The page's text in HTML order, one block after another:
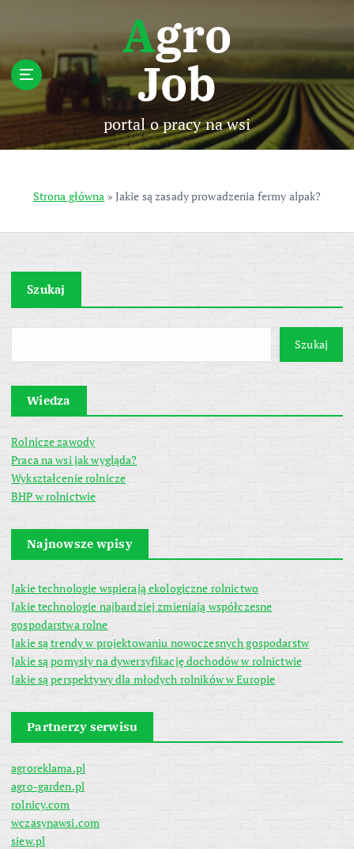
p
t
c
n
Agro
Job
portal o pracy na wsi
Strona główna » Jakie są zasady prowadzenia fermy alpak?
Szukaj
Szukaj
Wiedza
Rolnicze zawody
Praca na wsi jak wygląda?
Wykształcenie rolnicze
BHP w rolnictwie
Najnowsze wpisy
Jakie technologie wspierają ekologiczne rolnictwo
Jakie technologie najbardziej zmieniają współczesne
gospodarstwa rolne
Jakie są trendy w projektowaniu nowoczesnych gospodarstw
Jakie są pomysły na dywersyfikację dochodów w rolnictwie
Jakie są perspektywy dla młodych rolników w Europie
Partnerzy serwisu
agroreklama.pl
agro-garden.pl
rolnicy.com
wczasynawsi.com
siew.pl